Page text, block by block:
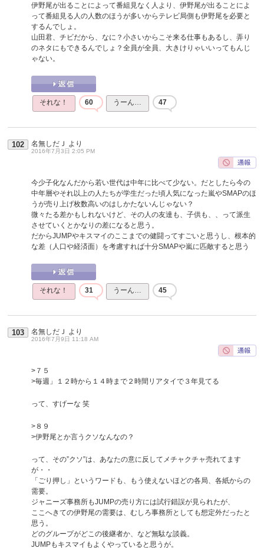
伊野尾が出ることによって番組見なく人より、伊野尾が出ることによ
って番組見る人の人数のほうが多いからテレビ局側も伊野尾を必要と
するんでしょ。
山田君、チビだから、なに？小さいからこそ来る仕事もあるし、弄り
のネタにもできるんでしょ？全員が全員、大きけりゃいいってもんじ
ゃない。
それな！ 60 うーん… 47
102 名無しだＪ より
2016年7月3日 2:05 PM
今少子化なんだから若い世代は中年に比べて少ない。だとしたら今の
中年層やそれ以上の人たちが学生だった頃人気になった嵐やSMAPのほ
うが売り上げ枚数高いのはしかたないんじゃない？
微々たる差かもしれないけど、その人の友達も、子供も、、って派生
させていくとかなりの差になると思う。
だからJUMPやキスマイのここまでの健闘ってすごいと思うし、根本的
な差（人口や経済面）を考慮すれば十分SMAPや嵐に匹敵すると思う
それな！ 31 うーん… 45
103 名無しだＪ より
2016年7月9日 11:18 AM
>７５
>毎週」１２時から１４時まで２時間リアタイで３年見てる
って、すげーな 笑
>８９
>伊野尾とか言うクソなんなの？
って、その”クソ”は、あなたの意に反してメチャクチャ売れてます
が・・
「ごり押し」というワードも、もう使えないほどの各局、各紙からの
需要。
ジャニーズ事務所もJUMPの売り方には試行錯誤が見られたが、
ここへきての伊野尾の需要は、むしろ事務所としても想定外だったと
思う。
どのグループがどこの後継者か、など無駄な談義。
JUMPもキスマイもよくやっていると思うが。